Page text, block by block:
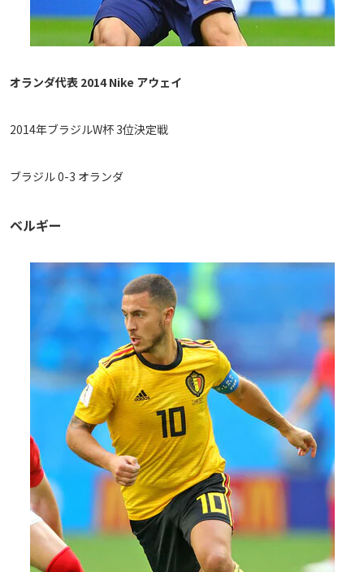
オランダ代表 2014 Nike アウェイ
2014年ブラジルW杯 3位決定戦
ブラジル 0-3 オランダ
ベルギー